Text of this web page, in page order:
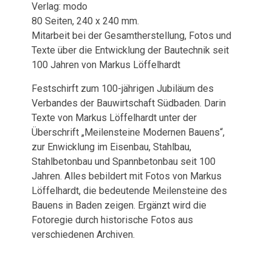
Verlag: modo
80 Seiten, 240 x 240 mm.
Mitarbeit bei der Gesamtherstellung, Fotos und
Texte über die Entwicklung der Bautechnik seit
100 Jahren von Markus Löffelhardt
Festschirft zum 100-jährigen Jubiläum des
Verbandes der Bauwirtschaft Südbaden. Darin
Texte von Markus Löffelhardt unter der
Überschrift „Meilensteine Modernen Bauens“,
zur Enwicklung im Eisenbau, Stahlbau,
Stahlbetonbau und Spannbetonbau seit 100
Jahren. Alles bebildert mit Fotos von Markus
Löffelhardt, die bedeutende Meilensteine des
Bauens in Baden zeigen. Ergänzt wird die
Fotoregie durch historische Fotos aus
verschiedenen Archiven.